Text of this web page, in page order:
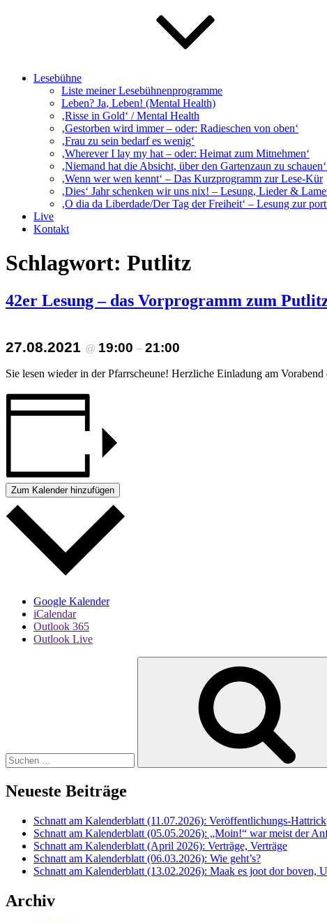
Lesebühne
Liste meiner Lesebühnenprogramme
Leben? Ja, Leben! (Mental Health)
‚Risse in Gold‘ / Mental Health
‚Gestorben wird immer – oder: Radieschen von oben‘
‚Frau zu sein bedarf es wenig‘
‚Wherever I lay my hat – oder: Heimat zum Mitnehmen‘
‚Niemand hat die Absicht, über den Gartenzaun zu
‚Wenn wer wen kennt‘ – Das Kurzprogramm zur Lese-Kür
‚Dies‘ Jahr schenken wir uns nix! – Lesung, Lieder &
‚O dia da Liberdade/Der Tag der Freiheit‘ – Lesung zur
Live
Kontakt
Schlagwort: Putlitz
42er Lesung – das Vorprogramm zum
27.08.2021 @ 19:00 – 21:00
Sie lesen wieder in der Pfarrscheune! Herzliche Einladung am
Zum Kalender hinzufügen
Google Kalender
iCalendar
Outlook 365
Outlook Live
Neueste Beiträge
Schnatt am Kalenderblatt (11.07.2026): Veröffentlichungs-Hattrick
Schnatt am Kalenderblatt (05.05.2026): „Moin!“ war meist der
Schnatt am Kalenderblatt (April 2026): Verträge, Verträge
Schnatt am Kalenderblatt (06.03.2026): Wie geht’s?
Schnatt am Kalenderblatt (13.02.2026): Maak es joot dor boven,
Archiv